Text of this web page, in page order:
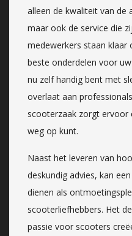
alleen de kwaliteit van de
maar ook de service die
medewerkers staan klaar
beste onderdelen voor
nu zelf handig bent met
overlaat aan
scooterzaak zorgt ervoor
weg op kunt.
Naast het leveren van
deskundig advies, kan
dienen als
scooterliefhebbers. Het
passie voor scooters